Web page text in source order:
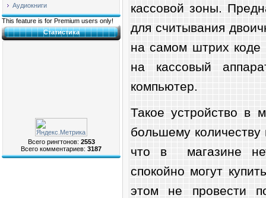
Аудиокниги
This feature is for Premium users only!
Статистика
Всего рингтонов: 2553
Всего комментариев: 3187
кассовой зоны.
для считывания
на самом штрих
на кассовый
компьютер.
Такое устройство в
большему количеству
что в магазине
спокойно могут
этом не провести